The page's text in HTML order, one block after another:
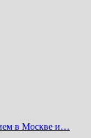
в Москве и…